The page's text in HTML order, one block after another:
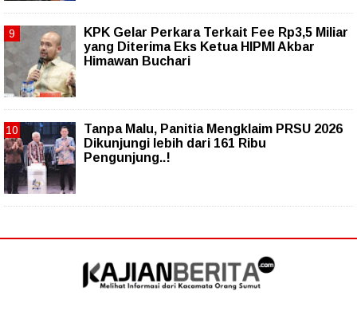
KPK Gelar Perkara Terkait Fee Rp3,5 Miliar
yang Diterima Eks Ketua HIPMI Akbar
Himawan Buchari
Tanpa Malu, Panitia Mengklaim PRSU 2026
Dikunjungi lebih dari 161 Ribu
Pengunjung..!